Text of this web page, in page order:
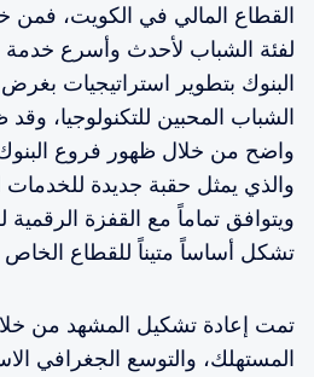
القطاع المالي في الكويت، فمن
لفئة الشباب لأحدث وأسرع خدمة
البنوك بتطوير استراتيجيات
الشباب المحبين للتكنولوجيا،
واضح من خلال ظهور فروع البنوك
والذي يمثل حقبة جديدة للخدمات
ويتوافق تماماً مع القفزة الرقمية
تشكل أساساً متيناً للقطاع الخاص
تمت إعادة تشكيل المشهد من
المستهلك، والتوسع الجغرافي